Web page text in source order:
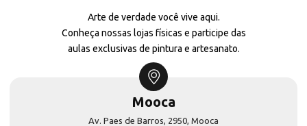
Arte de verdade você vive aqui.
Conheça nossas lojas físicas e participe das
aulas exclusivas de pintura e artesanato.
Mooca
Av. Paes de Barros, 2950, Mooca